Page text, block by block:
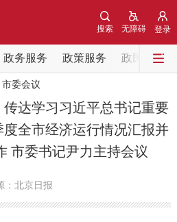
登录
无障碍
搜索
政务服务 政策服务 政民互动
国务院信息
会议信息 部门动态
市委会议
达学习习近平总书记重要
全市经济运行情况汇报并
市委书记尹力主持会议
：北京日报